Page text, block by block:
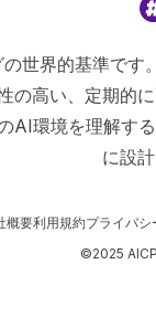
世界的基準で
の高い、定期的
AI環境を理解す
に設
概要利用規約プライバシ
©2025